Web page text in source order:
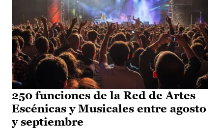
250 funciones de la Red de Artes
Escénicas y Musicales entre agosto
y septiembre